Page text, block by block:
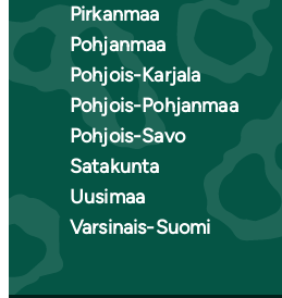
Pirkanmaa
Pohjanmaa
Pohjois-Karjala
Pohjois-Pohjanmaa
Pohjois-Savo
Satakunta
Uusimaa
Varsinais-Suomi